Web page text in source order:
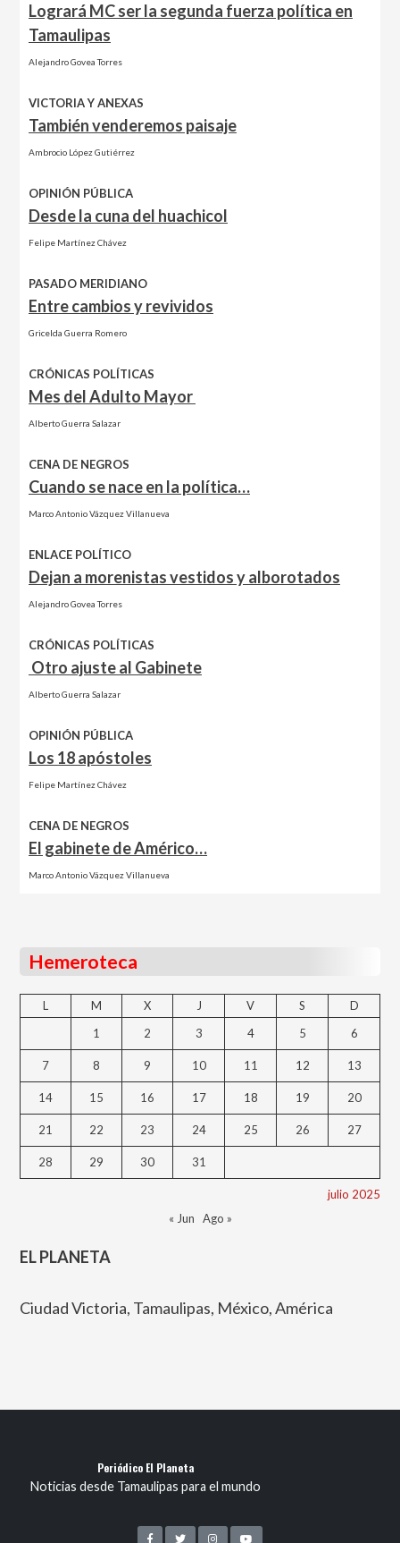
Logrará MC ser la segunda fuerza política en
Tamaulipas
Alejandro Govea Torres
VICTORIA Y ANEXAS
También venderemos paisaje
Ambrocio López Gutiérrez
OPINIÓN PÚBLICA
Desde la cuna del huachicol
Felipe Martínez Chávez
PASADO MERIDIANO
Entre cambios y revividos
Gricelda Guerra Romero
CRÓNICAS POLÍTICAS
Mes del Adulto Mayor
Alberto Guerra Salazar
CENA DE NEGROS
Cuando se nace en la política…
Marco Antonio Vázquez Villanueva
ENLACE POLÍTICO
Dejan a morenistas vestidos y alborotados
Alejandro Govea Torres
CRÓNICAS POLÍTICAS
Otro ajuste al Gabinete
Alberto Guerra Salazar
OPINIÓN PÚBLICA
Los 18 apóstoles
Felipe Martínez Chávez
CENA DE NEGROS
El gabinete de Américo…
Marco Antonio Vázquez Villanueva
Hemeroteca
julio 2025
L M X J V S
D
1
2 3 4 5 6
7 8 9 10 11 12 13
14 15 16 17 18 19 20
21 22 23 24 25 26 27
28 29 30 31
« Jun Ago »
EL PLANETA
Ciudad Victoria, Tamaulipas, México, América
Periódico El Planeta
Noticias desde Tamaulipas para el mundo